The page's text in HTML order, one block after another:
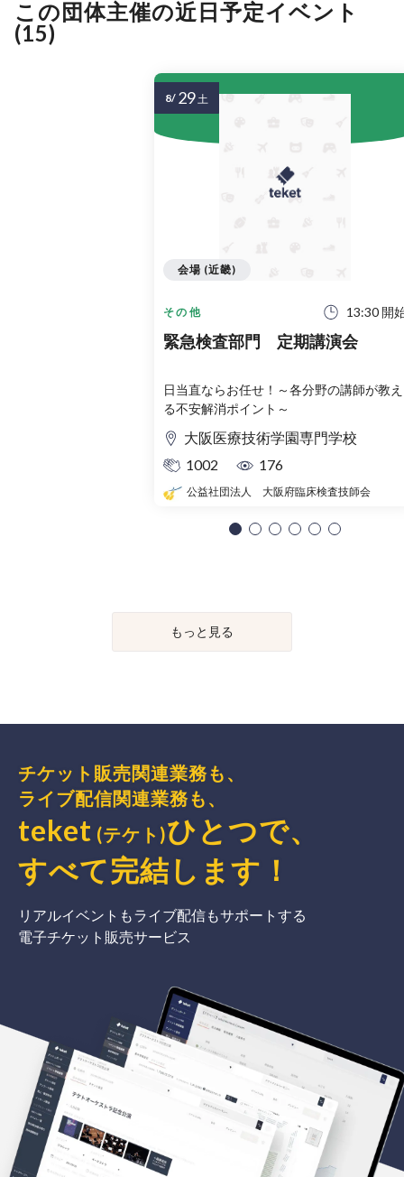
この団体主催の近日予定イベント
(15)
その他 13:30 開
緊急検査部門 定期講演会
日当直ならお任せ！～各分野の講師が教え
る不安解消ポイント～
大阪医療技術学園専門学校
1002
176
公益社団法人 大阪府臨床検査技師会
会場 (近畿)
8/ 29土
もっと見る
チケット販売関連業務も、
ライブ配信関連業務も、
teket (テケト)ひとつで、
すべて完結 します ！
リアルイベントもライブ配信もサポートする
電子チケット販売サービス